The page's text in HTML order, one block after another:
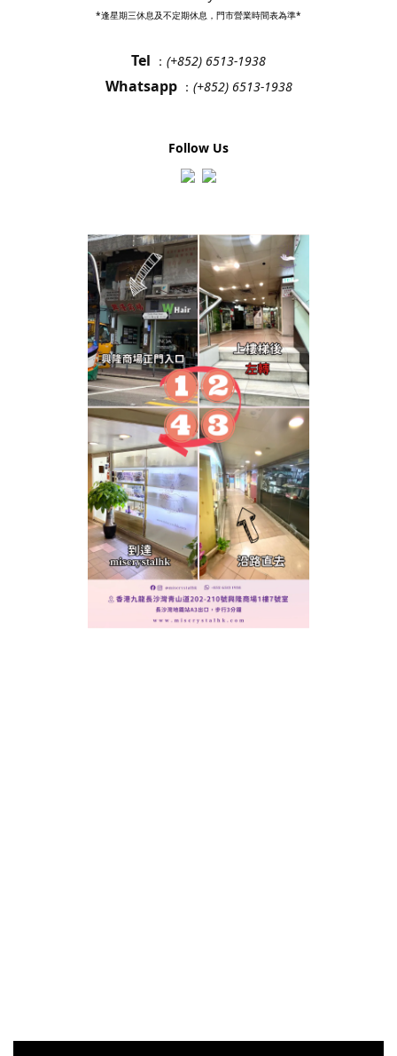
*逢星期三休息及不定期休息，門市營業時間表為準*
Tel ： (+852) 6513-1938
Whatsapp ： (+852) 6513-1938
Follow Us